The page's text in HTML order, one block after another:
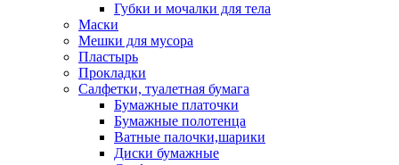
Губки и мочалки для тела
Маски
Мешки для мусора
Пластырь
Прокладки
Салфетки, туалетная бумага
Бумажные платочки
Бумажные полотенца
Ватные палочки,шарики
Диски бумажные